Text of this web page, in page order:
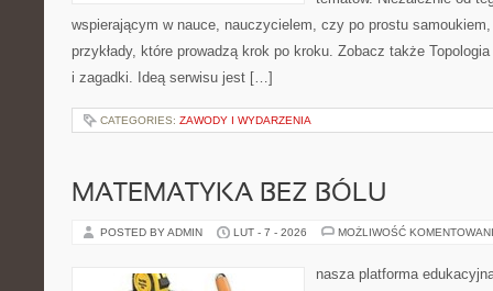
wspierającym w nauce, nauczycielem, czy po prostu
przykłady, które prowadzą krok po kroku. Zobacz także
i zagadki. Ideą serwisu jest […]
CATEGORIES: ZAWODY I WYDARZENIA
MATEMATYKA BEZ BÓLU
POSTED BY ADMIN LUT - 7 - 2026 MOŻLIWOŚĆ
nasza platforma